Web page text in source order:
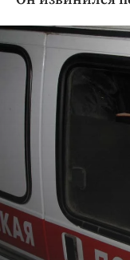
Культура
Образование
Общество
Погода
Спорт
Экономика